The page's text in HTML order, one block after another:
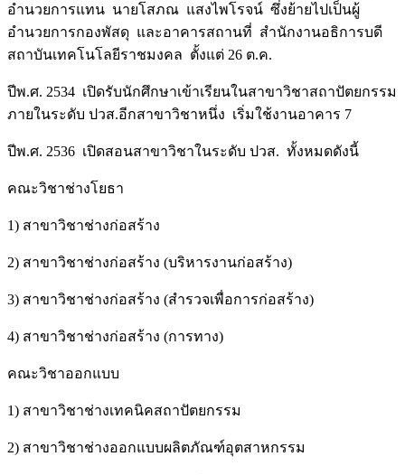
อำนวยการแทน นายโสภณ แสงไพโรจน์ ซึ่งย้ายไปเป็นผู้
อำนวยการกองพัสดุ และอาคารสถานที่ สำนักงานอธิการบดี
สถาบันเทคโนโลยีราชมงคล ตั้งแต่ 26 ต.ค.
ปีพ.ศ. 2534 เปิดรับนักศึกษาเข้าเรียนในสาขาวิชาสถาปัตยกรรม
ภายในระดับ ปวส.อีกสาขาวิชาหนึ่ง เริ่มใช้งานอาคาร 7
ปีพ.ศ. 2536 เปิดสอนสาขาวิชาในระดับ ปวส. ทั้งหมดดังนี้
คณะวิชาช่างโยธา
1) สาขาวิชาช่างก่อสร้าง
2) สาขาวิชาช่างก่อสร้าง (บริหารงานก่อสร้าง)
3) สาขาวิชาช่างก่อสร้าง (สำรวจเพื่อการก่อสร้าง)
4) สาขาวิชาช่างก่อสร้าง (การทาง)
คณะวิชาออกแบบ
1) สาขาวิชาช่างเทคนิคสถาปัตยกรรม
2) สาขาวิชาช่างออกแบบผลิตภัณฑ์อุตสาหกรรม